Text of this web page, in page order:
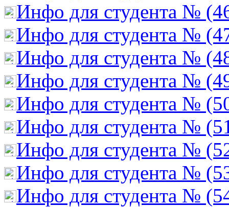
Инфо для студента №
Инфо для студента №
Инфо для студента №
Инфо для студента №
Инфо для студента №
Инфо для студента №
Инфо для студента №
Инфо для студента №
Инфо для студента №